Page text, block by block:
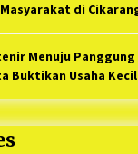
di
Menuju Panggung
Buktikan Usaha